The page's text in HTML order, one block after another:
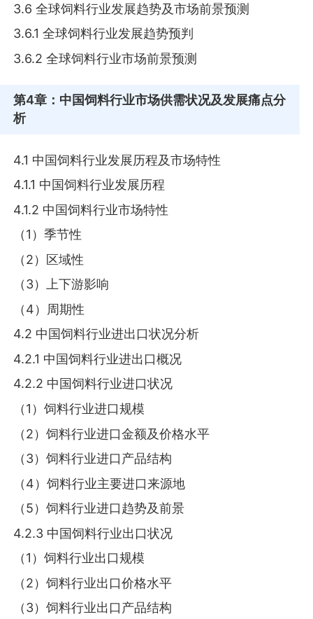
3.6 全球饲料行业发展趋势及市场前景预测
3.6.1 全球饲料行业发展趋势预判
3.6.2 全球饲料行业市场前景预测
第4章 ：中国饲料行业市场供需状况及发展痛点分
析
4.1 中国饲料行业发展历程及市场特性
4.1.1 中国饲料行业发展历程
4.1.2 中国饲料行业市场特性
（1）季节性
（2）区域性
（3）上下游影响
（4）周期性
4.2 中国饲料行业进出口状况分析
4.2.1 中国饲料行业进出口概况
4.2.2 中国饲料行业进口状况
（1）饲料行业进口规模
（2）饲料行业进口金额及价格水平
（3）饲料行业进口产品结构
（4）饲料行业主要进口来源地
（5）饲料行业进口趋势及前景
4.2.3 中国饲料行业出口状况
（1）饲料行业出口规模
（2）饲料行业出口价格水平
（3）饲料行业出口产品结构